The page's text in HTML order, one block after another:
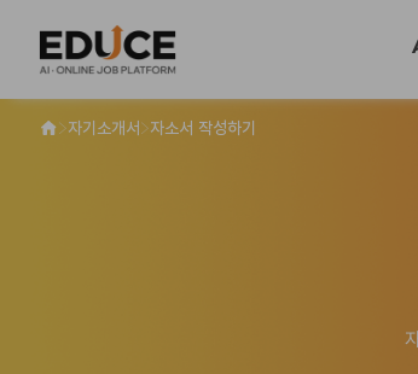
>자기소개서>자소서 작성하기